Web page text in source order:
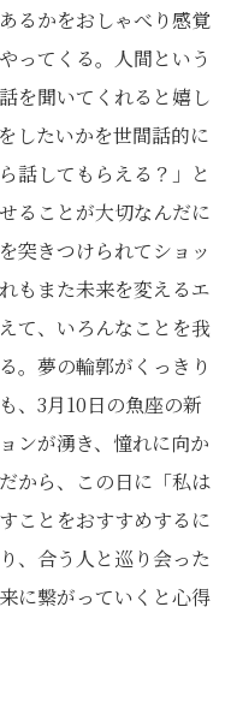
るかをおしゃべり感覚
ってくる。人間という
を聞いてくれると嬉し
したいかを世間話的に
話してもらえる？」と
ることが大切なんだに
突きつけられてショッ
もまた未来を変えるエ
て、いろんなことを我
。夢の輪郭がくっきり
、3月10日の魚座の新
ンが湧き、憧れに向か
から、この日に「私は
ことをおすすめするに
、合う人と巡り会った
に繋がっていくと心得